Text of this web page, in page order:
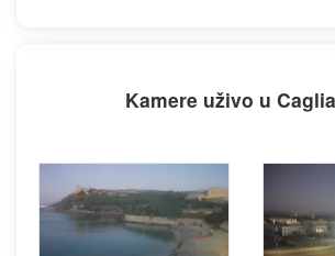
Kamere uživo u